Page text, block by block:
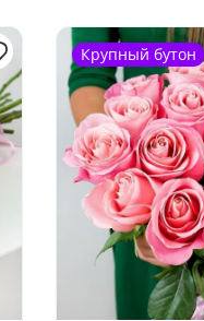
Крупный бутон